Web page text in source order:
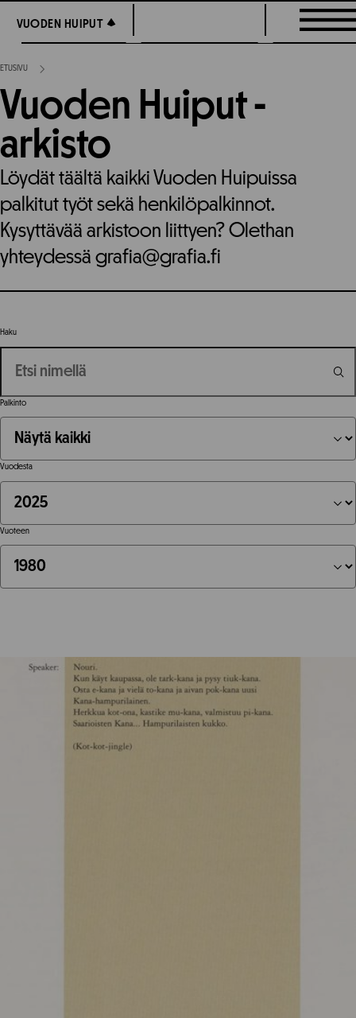
suoraan
sisältöön
VUODEN HUIPUT
VUODEN HUIPUT
ETUSIVU
Vuoden Huiput -
arkisto
Löydät täältä kaikki Vuoden Huipuissa
palkitut työt sekä henkilöpalkinnot.
Kysyttävää arkistoon liittyen? Olethan
yhteydessä grafia@grafia.fi
Haku
Palkinto
Vuodesta
Vuoteen